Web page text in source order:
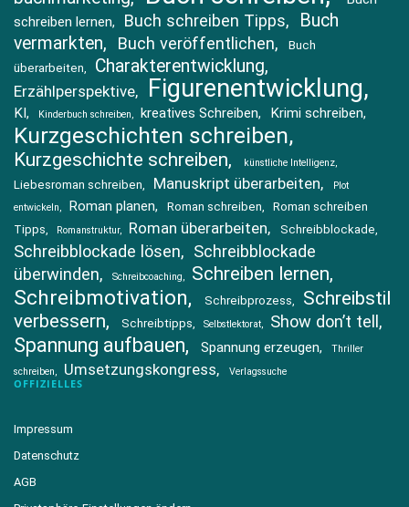
schreiben lernen
Buch schreiben Tipps
Buch
vermarkten
Buch veröffentlichen
Buch
überarbeiten
Charakterentwicklung
Erzählperspektive Figurenentwicklung
KI Kinderbuch schreiben kreatives Schreiben Krimi schreiben
Kurzgeschichten schreiben
Kurzgeschichte schreiben künstliche Intelligenz
Liebesroman schreiben Manuskript überarbeiten
Plot
entwickeln
Roman planen Roman schreiben
Roman schreiben
Tipps
Romanstruktur Roman überarbeiten Schreibblockade
Schreibblockade lösen
Schreibblockade
überwinden
Schreibcoaching Schreiben lernen
Schreibmotivation Schreibprozess
Schreibstil
verbessern
Schreibtipps Selbstlektorat Show don’t tell
Spannung aufbauen Spannung erzeugen
Thriller
schreiben
Umsetzungskongress Verlagssuche
OFFIZIELLES
Impressum
Datenschutz
AGB